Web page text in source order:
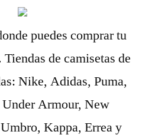
puedes comprar tu
de camisetas de
Nike, Adidas, Puma,
Armour, New
Kappa, Errea y